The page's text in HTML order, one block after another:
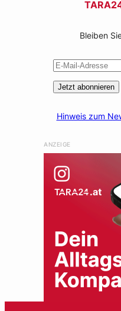
Bleiben
Jetzt abonnieren
Hinweis zum
ANZEIGE